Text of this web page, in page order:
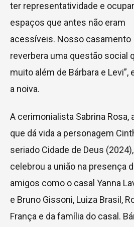
ter representatividade e ocupar
espaços que antes não eram
acessíveis. Nosso casamento
reverbera uma questão social
muito além de Bárbara e Levi”,
a noiva.
A cerimonialista Sabrina Rosa,
que dá vida a personagem
seriado Cidade de Deus (2024),
celebrou a união na presença
amigos como o casal Yanna
e Bruno Gissoni, Luiza Brasil,
França e da família do casal.